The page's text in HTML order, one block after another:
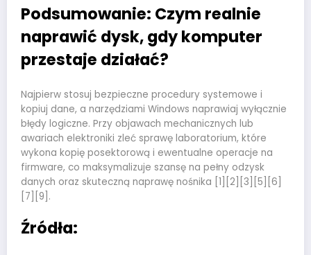
Podsumowanie: Czym realnie
naprawić dysk, gdy komputer
przestaje działać?
Najpierw stosuj bezpieczne procedury systemowe i
kopiuj dane, a narzędziami Windows naprawiaj wyłącznie
błędy logiczne. Przy objawach mechanicznych lub
awariach elektroniki zleć sprawę laboratorium, które
wykona kopię posektorową i ewentualne operacje na
firmware, co maksymalizuje szansę na pełny odzysk
danych oraz skuteczną naprawę nośnika [1][2][3][5][6]
[7][9].
Źródła: